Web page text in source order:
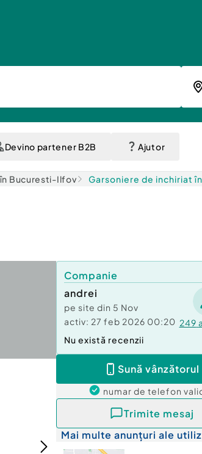
Devino partener B2B Ajutor
Bucuresti-Ilfov Garsoniere de inchiriat
Companie
andrei
pe site din 5 Nov
activ: 27 feb 2026 00:20 249
Nu există recenzii
Sună vânzătorul
numar de telefon
Trimite mesaj
Mai multe anunțuri ale